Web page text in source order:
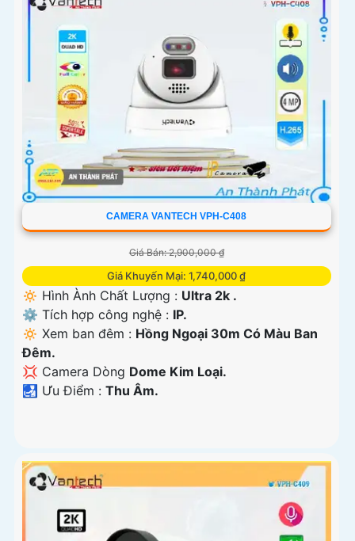
CAMERA VANTECH VPH-C408
Giá Bán: 2,900,000 ₫
Giá Khuyến Mại: 1,740,000 ₫
🔅 Hình Ành Chất Lượng : Ultra 2k .
⚙ Tích hợp công nghệ : IP.
🔅 Xem ban đêm : Hồng Ngoại 30m Có Màu Ban
Đêm.
💢 Camera Dòng Dome Kim Loại.
️🛃 Ưu Điểm : Thu Âm.